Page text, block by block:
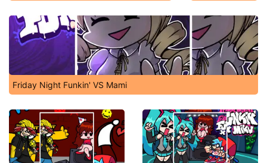
Friday Night Funkin' VS Mami